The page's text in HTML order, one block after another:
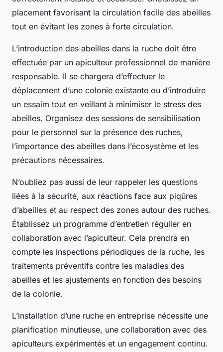
placement favorisant la circulation facile des abeilles
tout en évitant les zones à forte circulation.
L’introduction des abeilles dans la ruche doit être
effectuée par un apiculteur professionnel de manière
responsable. Il se chargera d’effectuer le
déplacement d’une colonie existante ou d’introduire
un essaim tout en veillant à minimiser le stress des
abeilles. Organisez des sessions de sensibilisation
pour le personnel sur la présence des ruches,
l’importance des abeilles dans l’écosystème et les
précautions nécessaires.
N’oubliez pas aussi de leur rappeler les questions
liées à la sécurité, aux réactions face aux piqûres
d’abeilles et au respect des zones autour des ruches.
Établissez un programme d’entretien régulier en
collaboration avec l’apiculteur. Cela prendra en
compte les inspections périodiques de la ruche, les
traitements préventifs contre les maladies des
abeilles et les ajustements en fonction des besoins
de la colonie.
L’installation d’une ruche en entreprise nécessite une
planification minutieuse, une collaboration avec des
apiculteurs expérimentés et un engagement continu.